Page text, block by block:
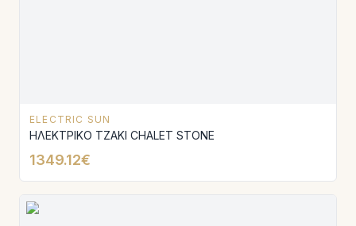
ELECTRIC SUN
ΗΛΕΚΤΡΙΚΟ ΤΖΑΚΙ CHALET SΤΟΝΕ
1349.12€